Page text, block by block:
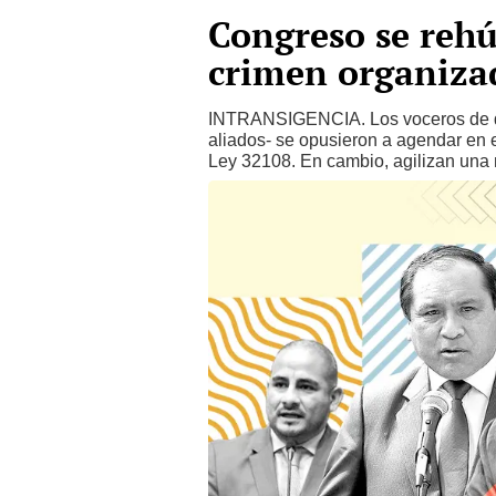
Congreso se
crimen
INTRANSIGENCIA. Los voceros
aliados- se opusieron a agendar en
Ley 32108. En cambio, agilizan